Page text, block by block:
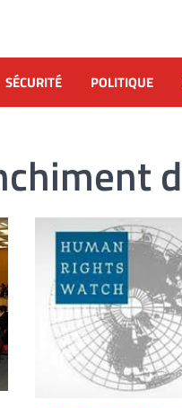
SÉCURITÉ POLITIQUE